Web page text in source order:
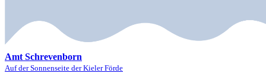
Amt Schrevenborn
Auf der Sonnenseite der Kieler Förde